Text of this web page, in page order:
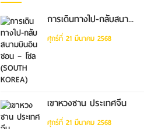
การเดินทางไป-กลับสนา...
ศุกร์ที่ 21 มีนาคม 2568
เขาหวงซาน ประเทศจีน
ศุกร์ที่ 21 มีนาคม 2568